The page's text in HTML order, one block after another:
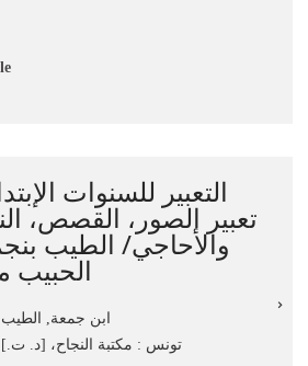
التعبير للسنوات
تعبير الصور، القصص،
والأحاجي/ الطيب
الحبيب
ابن جمعة‏, ‏الطيب‏
تونس : مكتبة النجاح، [د. ت.]